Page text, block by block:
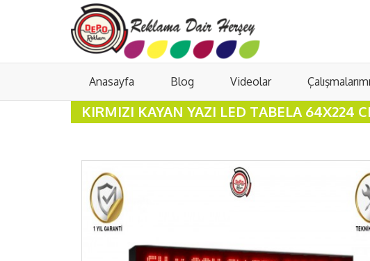
Anasayfa Blog Videolar
KIRMIZI KAYAN YAZI LED TABELA 64X224